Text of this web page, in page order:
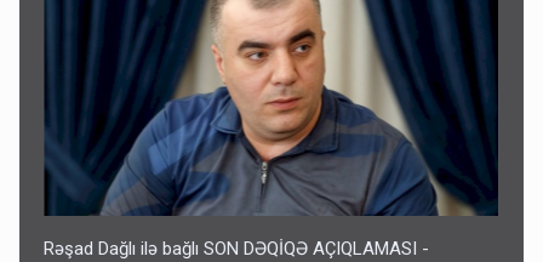
Rəşad Dağlı ilə bağlı SON DƏQİQƏ AÇIQLAMASI -